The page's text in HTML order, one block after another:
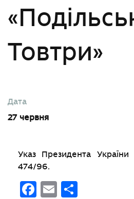
Товтри»
Дата
27 червня
Указ Президента
474/96.
Facebook
Email